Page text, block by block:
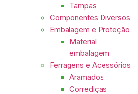
Tampas
Componentes Diversos
Embalagem e Proteção
Material
embalagem
Ferragens e Acessórios
Aramados
Corrediças